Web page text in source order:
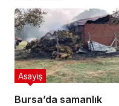
kazadan kıl payı
kurtuldu
Bursa’da samanlık
Asayiş